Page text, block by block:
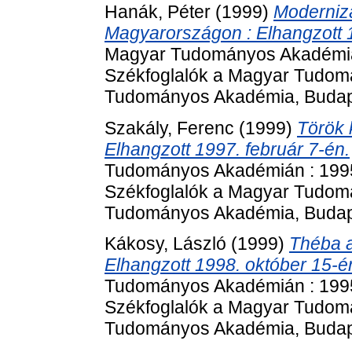
Hanák, Péter (1999)
Magyarországon : Elhangzott
Magyar Tudományos
Székfoglalók a Magyar
Tudományos Akadémia,
Szakály, Ferenc (1999) Török
Elhangzott 1997. február 7-én.
Tudományos Akadémián :
Székfoglalók a Magyar
Tudományos Akadémia,
Kákosy, László (1999) Théba
Elhangzott 1998. október 15-
Tudományos Akadémián :
Székfoglalók a Magyar
Tudományos Akadémia,